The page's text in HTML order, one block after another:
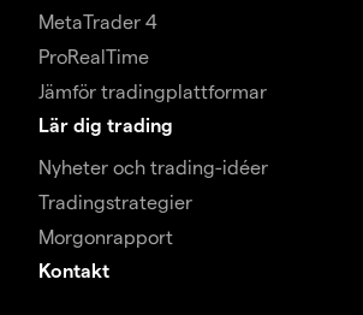
MetaTrader 4
ProRealTime
Jämför tradingplattformar
Lär dig trading
Nyheter och trading-idéer
Tradingstrategier
Morgonrapport
Kontakt